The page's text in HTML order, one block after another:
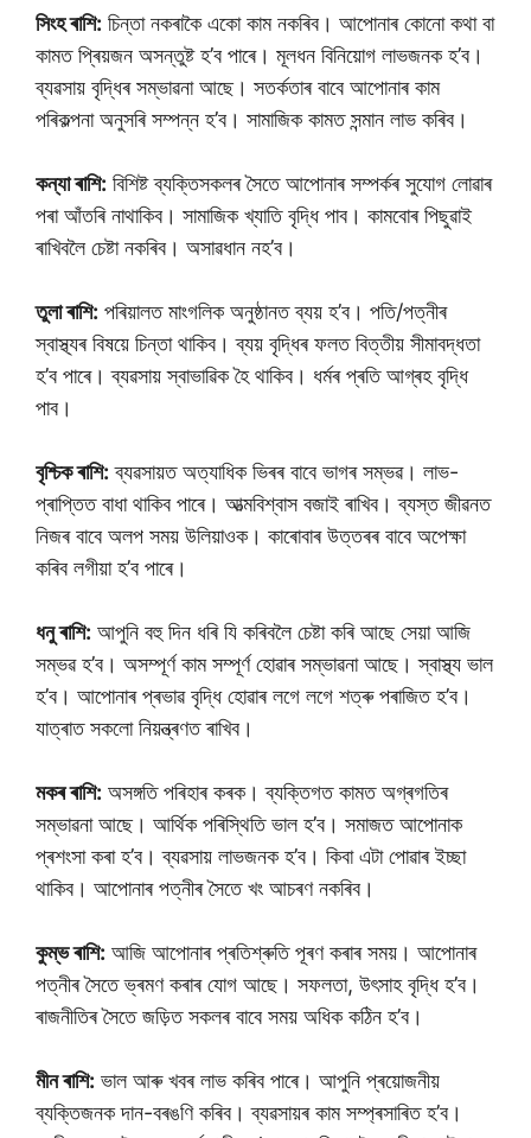
সিংহ ৰাশি: চিন্তা নকৰাকৈ একো কাম নকৰিব। আপোনাৰ কোনো কথা বা
কামত প্ৰিয়জন অসন্তুষ্ট হ’ব পাৰে। মূলধন বিনিয়োগ লাভজনক হ’ব।
ব্যৱসায় বৃদ্ধিৰ সম্ভাৱনা আছে। সতৰ্কতাৰ বাবে আপোনাৰ কাম
পৰিকল্পনা অনুসৰি সম্পন্ন হ’ব। সামাজিক কামত সন্মান লাভ কৰিব।
কন্যা ৰাশি: বিশিষ্ট ব্যক্তিসকলৰ সৈতে আপোনাৰ সম্পৰ্কৰ সুযোগ লোৱাৰ
পৰা আঁতৰি নাথাকিব। সামাজিক খ্যাতি বৃদ্ধি পাব। কামবোৰ পিছুৱাই
ৰাখিবলৈ চেষ্টা নকৰিব। অসাৱধান নহ’ব।
তুলা ৰাশি: পৰিয়ালত মাংগলিক অনুষ্ঠানত ব্যয় হ’ব। পতি/পত্নীৰ
স্বাস্থ্যৰ বিষয়ে চিন্তা থাকিব। ব্যয় বৃদ্ধিৰ ফলত বিত্তীয় সীমাবদ্ধতা
হ’ব পাৰে। ব্যৱসায় স্বাভাৱিক হৈ থাকিব। ধৰ্মৰ প্ৰতি আগ্ৰহ বৃদ্ধি
পাব।
বৃশ্চিক ৰাশি: ব্যৱসায়ত অত্যাধিক ভিৰৰ বাবে ভাগৰ সম্ভৱ। লাভ-
প্ৰাপ্তিত বাধা থাকিব পাৰে। আত্মবিশ্বাস বজাই ৰাখিব। ব্যস্ত জীৱনত
নিজৰ বাবে অলপ সময় উলিয়াওক। কাৰোবাৰ উত্তৰৰ বাবে অপেক্ষা
কৰিব লগীয়া হ’ব পাৰে।
ধনু ৰাশি: আপুনি বহু দিন ধৰি যি কৰিবলৈ চেষ্টা কৰি আছে সেয়া আজি
সম্ভৱ হ’ব। অসম্পূৰ্ণ কাম সম্পূৰ্ণ হোৱাৰ সম্ভাৱনা আছে। স্বাস্থ্য ভাল
হ’ব। আপোনাৰ প্ৰভাৱ বৃদ্ধি হোৱাৰ লগে লগে শত্ৰু পৰাজিত হ’ব।
যাত্ৰাত সকলো নিয়ন্ত্ৰণত ৰাখিব।
মকৰ ৰাশি: অসঙ্গতি পৰিহাৰ কৰক। ব্যক্তিগত কামত অগ্ৰগতিৰ
সম্ভাৱনা আছে। আৰ্থিক পৰিস্থিতি ভাল হ’ব। সমাজত আপোনাক
প্ৰশংসা কৰা হ’ব। ব্যৱসায় লাভজনক হ’ব। কিবা এটা পোৱাৰ ইচ্ছা
থাকিব। আপোনাৰ পত্নীৰ সৈতে খং আচৰণ নকৰিব।
কুম্ভ ৰাশি: আজি আপোনাৰ প্ৰতিশ্ৰুতি পূৰণ কৰাৰ সময়। আপোনাৰ
পত্নীৰ সৈতে ভ্ৰমণ কৰাৰ যোগ আছে। সফলতা, উৎসাহ বৃদ্ধি হ’ব।
ৰাজনীতিৰ সৈতে জড়িত সকলৰ বাবে সময় অধিক কঠিন হ’ব।
মীন ৰাশি: ভাল আৰু খবৰ লাভ কৰিব পাৰে। আপুনি প্ৰয়োজনীয়
ব্যক্তিজনক দান-বৰঙণি কৰিব। ব্যৱসায়ৰ কাম সম্প্ৰসাৰিত হ’ব।